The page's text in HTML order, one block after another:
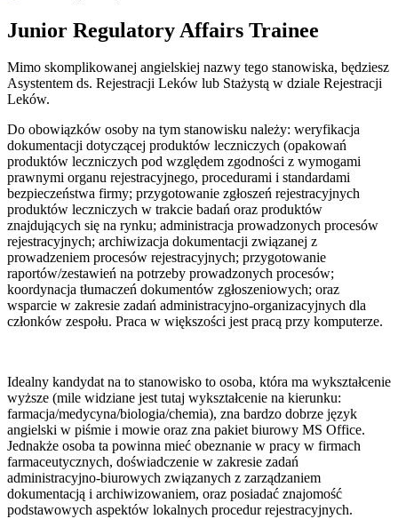
Junior Regulatory Affairs Trainee
Mimo skomplikowanej angielskiej nazwy tego stanowiska, będziesz
Asystentem ds. Rejestracji Leków lub Stażystą w dziale Rejestracji
Leków.
Do obowiązków osoby na tym stanowisku należy: weryfikacja
dokumentacji dotyczącej produktów leczniczych (opakowań
produktów leczniczych pod względem zgodności z wymogami
prawnymi organu rejestracyjnego, procedurami i standardami
bezpieczeństwa firmy; przygotowanie zgłoszeń rejestracyjnych
produktów leczniczych w trakcie badań oraz produktów
znajdujących się na rynku; administracja prowadzonych procesów
rejestracyjnych; archiwizacja dokumentacji związanej z
prowadzeniem procesów rejestracyjnych; przygotowanie
raportów/zestawień na potrzeby prowadzonych procesów;
koordynacja tłumaczeń dokumentów zgłoszeniowych; oraz
wsparcie w zakresie zadań administracyjno-organizacyjnych dla
członków zespołu. Praca w większości jest pracą przy komputerze.
Idealny kandydat na to stanowisko to osoba, która ma wykształcenie
wyższe (mile widziane jest tutaj wykształcenie na kierunku:
farmacja/medycyna/biologia/chemia), zna bardzo dobrze język
angielski w piśmie i mowie oraz zna pakiet biurowy MS Office.
Jednakże osoba ta powinna mieć obeznanie w pracy w firmach
farmaceutycznych, doświadczenie w zakresie zadań
administracyjno-biurowych związanych z zarządzaniem
dokumentacją i archiwizowaniem, oraz posiadać znajomość
podstawowych aspektów lokalnych procedur rejestracyjnych.